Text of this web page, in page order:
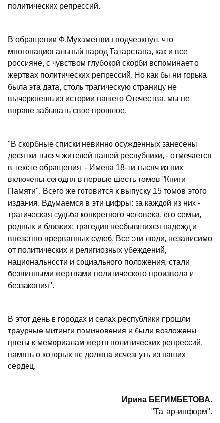
политических репрессий.
В обращении Ф.Мухаметшин подчеркнул, что
многонациональный народ Татарстана, как и все
россияне, с чувством глубокой скорби вспоминает о
жертвах политических репрессий. Но как бы ни горька
была эта дата, столь трагическую страницу не
вычеркнешь из истории нашего Отечества, мы не
вправе забывать свое прошлое.
"В скорбные списки невинно осужденных занесены
десятки тысяч жителей нашей республики, - отмечается
в тексте обращения. - Имена 18-ти тысяч из них
включены сегодня в первые шесть томов "Книги
Памяти". Всего же готовится к выпуску 15 томов этого
издания. Вдумаемся в эти цифры: за каждой из них -
трагическая судьба конкретного человека, его семьи,
родных и близких; трагедия несбывшихся надежд и
внезапно прерванных судеб. Все эти люди, независимо
от политических и религиозных убеждений,
национальности и социального положения, стали
безвинными жертвами политического произвола и
беззакония".
В этот день в городах и селах республики прошли
траурные митинги поминовения и были возложены
цветы к мемориалам жертв политических репрессий,
память о которых не должна исчезнуть из наших
сердец.
Ирина БЕГИМБЕТОВА.
"Татар-информ".